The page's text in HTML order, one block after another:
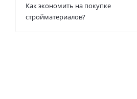
Как экономить на покупке
стройматериалов?